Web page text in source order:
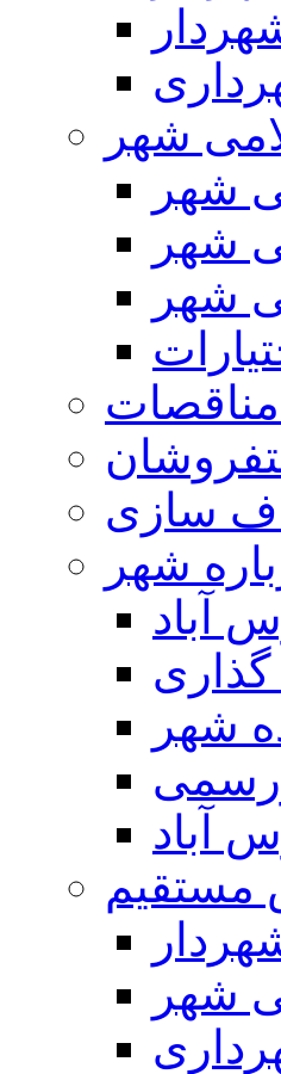
شهر
شهر
شهر
شهر
مناقصات
سازی
شهر
آباد
شهر
آباد
مستقیم
شهر